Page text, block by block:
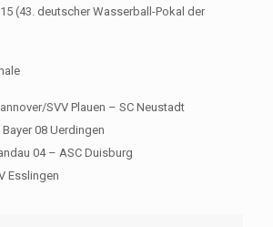
(43. deutscher Wasserball-Pokal der
SVV Plauen – SC Neustadt
08 Uerdingen
04 – ASC Duisburg
Esslingen